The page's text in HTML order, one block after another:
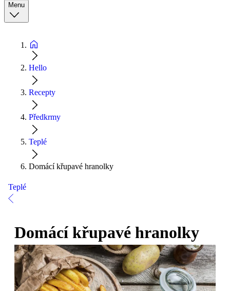
Menu
Hello
Recepty
Předkrmy
Teplé
Domácí křupavé hranolky
Teplé
Domácí křupavé hranolky